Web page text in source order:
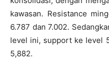
kawasan. Resistance
6.787 dan 7.002.
level ini, support ke level
5,882.